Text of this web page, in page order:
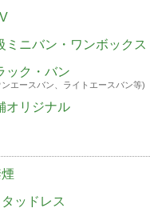
ミニバン・ワンボックス
ック・バン
エースバン、ライトエースバン等)
オリジナル
ッドレス